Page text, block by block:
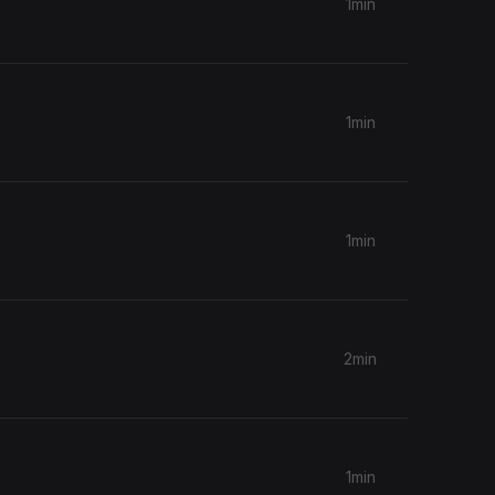
1min
1min
1min
2min
1min